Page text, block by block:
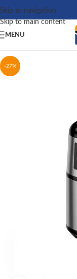
Skip to navigation
Skip to main content
MENU
-27%